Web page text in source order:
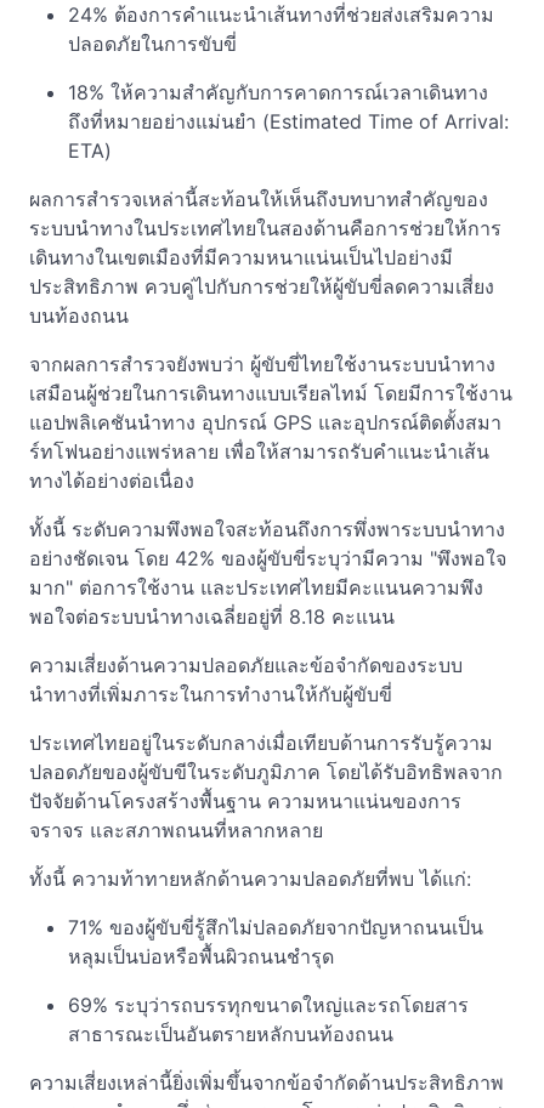
24% ต้องการคำแนะนำเส้นทางที่ช่วยส่งเสริมความ
ปลอดภัยในการขับขี่
18% ให้ความสำคัญกับการคาดการณ์เวลาเดินทาง
ถึงที่หมายอย่างแม่นยำ (Estimated Time of Arrival:
ETA)
ผลการสำรวจเหล่านี้สะท้อนให้เห็นถึงบทบาทสำคัญของ
ระบบนำทางในประเทศไทยในสองด้านคือการช่วยให้การ
เดินทางในเขตเมืองที่มีความหนาแน่นเป็นไปอย่างมี
ประสิทธิภาพ ควบคู่ไปกับการช่วยให้ผู้ขับขี่ลดความเสี่ยง
บนท้องถนน
จากผลการสำรวจยังพบว่า ผู้ขับขี่ไทยใช้งานระบบนำทาง
เสมือนผู้ช่วยในการเดินทางแบบเรียลไทม์ โดยมีการใช้งาน
แอปพลิเคชันนำทาง อุปกรณ์ GPS และอุปกรณ์ติดตั้งสมา
ร์ทโฟนอย่างแพร่หลาย เพื่อให้สามารถรับคำแนะนำเส้น
ทางได้อย่างต่อเนื่อง
ทั้งนี้ ระดับความพึงพอใจสะท้อนถึงการพึ่งพาระบบนำทาง
อย่างชัดเจน โดย 42% ของผู้ขับขี่ระบุว่ามีความ "พึงพอใจ
มาก" ต่อการใช้งาน และประเทศไทยมีคะแนนความพึง
พอใจต่อระบบนำทางเฉลี่ยอยู่ที่ 8.18 คะแนน
ความเสี่ยงด้านความปลอดภัยและข้อจำกัดของระบบ
นำทางที่เพิ่มภาระในการทำงานให้กับผู้ขับขี่
ประเทศไทยอยู่ในระดับกลาง่เมื่อเทียบด้านการรับรู้ความ
ปลอดภัยของผู้ขับขีในระดับภูมิภาค โดยได้รับอิทธิพลจาก
ปัจจัยด้านโครงสร้างพื้นฐาน ความหนาแน่นของการ
จราจร และสภาพถนนที่หลากหลาย
ทั้งนี้ ความท้าทายหลักด้านความปลอดภัยที่พบ ได้แก่:
71% ของผู้ขับขี่รู้สึกไม่ปลอดภัยจากปัญหาถนนเป็น
หลุมเป็นบ่อหรือพื้นผิวถนนชำรุด
69% ระบุว่ารถบรรทุกขนาดใหญ่และรถโดยสาร
สาธารณะเป็นอันตรายหลักบนท้องถนน
ความเสี่ยงเหล่านี้ยิ่งเพิ่มขึ้นจากข้อจำกัดด้านประสิทธิภาพ